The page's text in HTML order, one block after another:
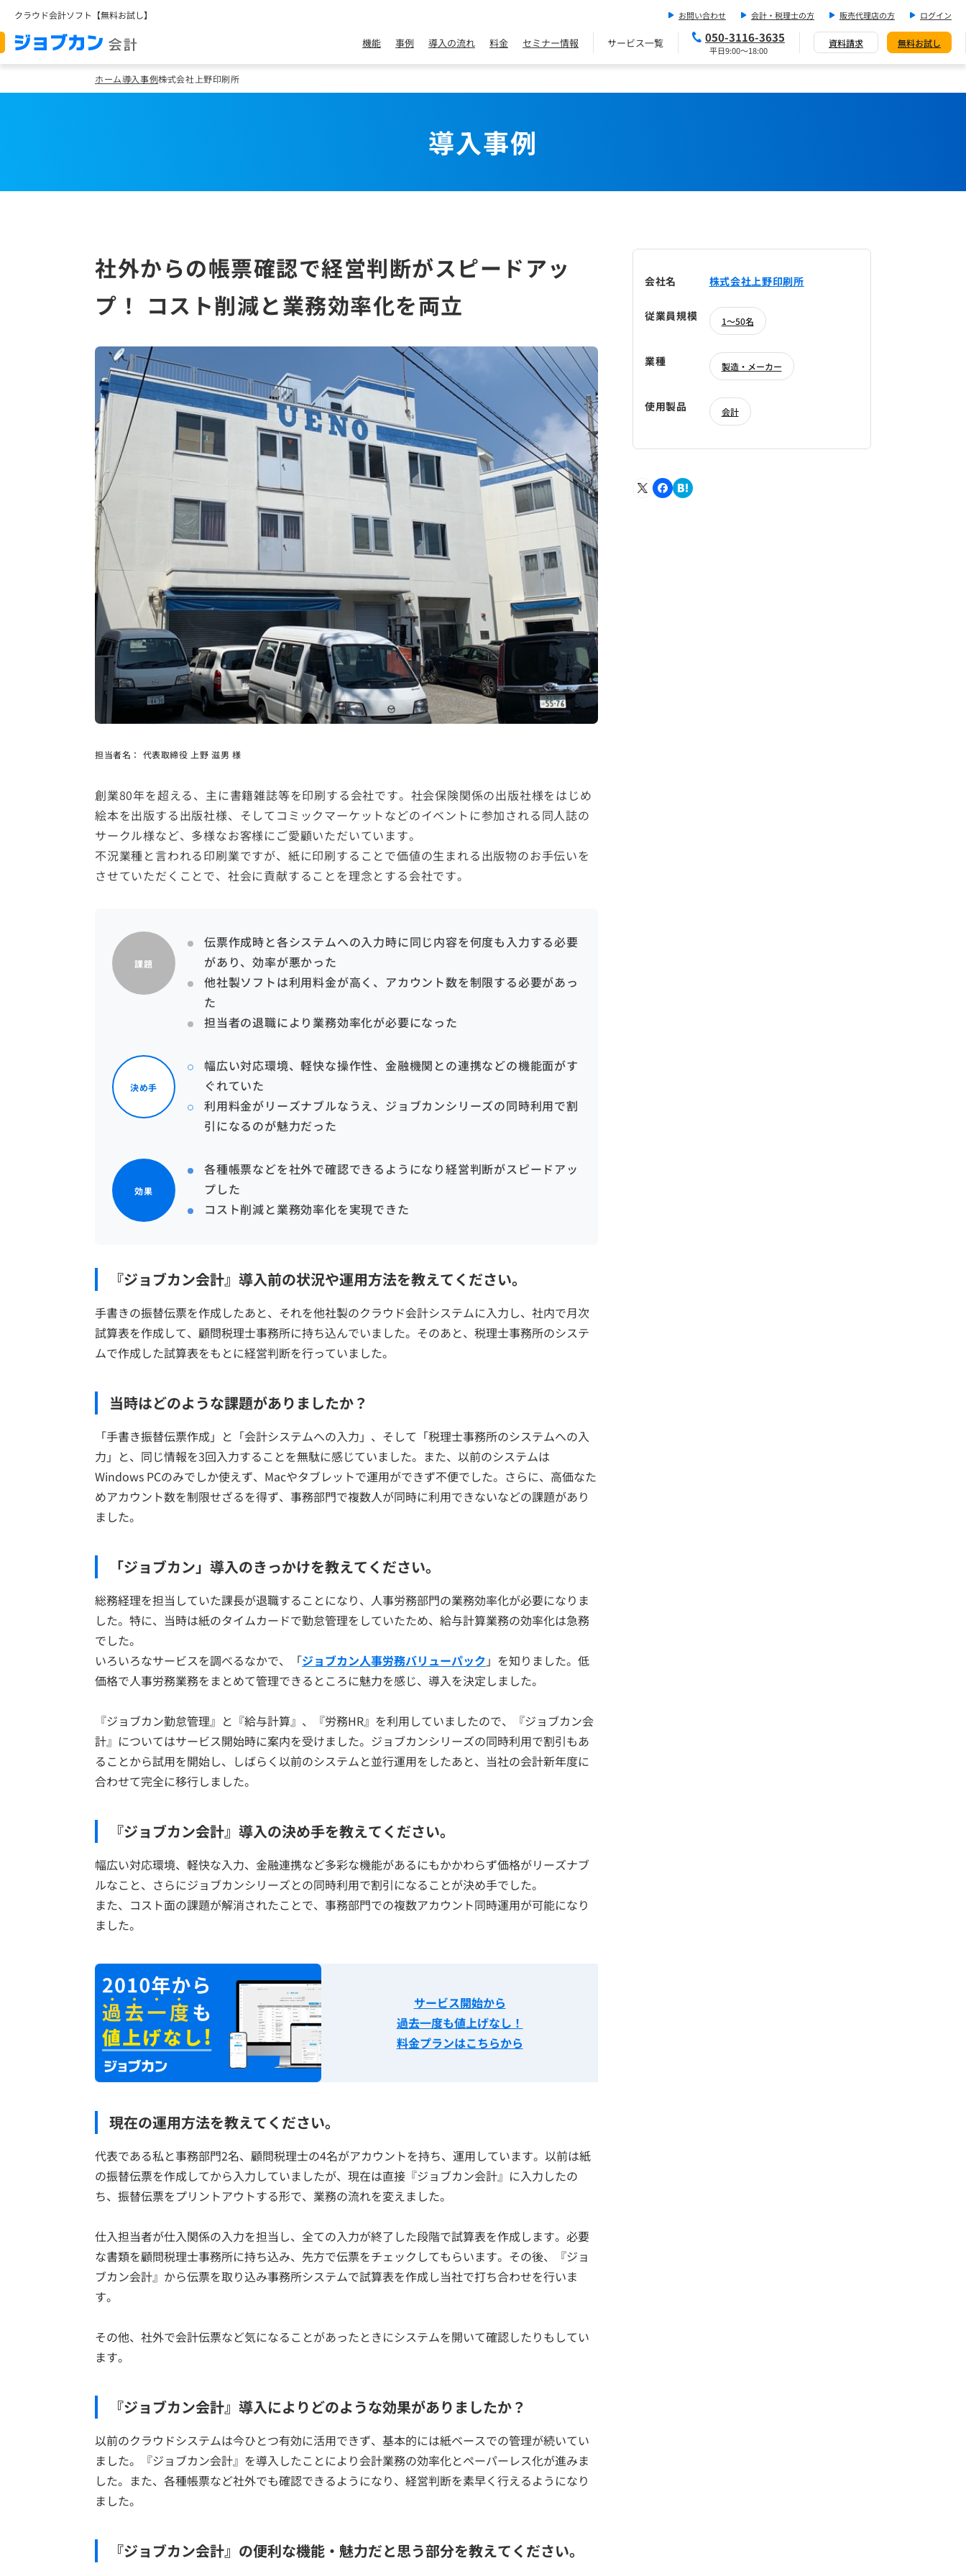
クラウド会計ソフト【無料お試し】 お問い合わせ 会計・税理士の方 販売代理店の方 ログイン
機能 事例 導入の流れ 料金 セミナー情報 サービス一覧 050-3116-3635
平日9:00～18:00
資料請求 無料お試し
ホーム導入事例株式会社上野印刷所
導入事例
社外からの帳票確認で経営判断がスピードアッ
プ！ コスト削減と業務効率化を両立
担当者名： 代表取締役 上野 滋男 様
創業80年を超える、主に書籍雑誌等を印刷する会社です。社会保険関係の出版社様をはじめ
絵本を出版する出版社様、そしてコミックマーケットなどのイベントに参加される同人誌の
サークル様など、多様なお客様にご愛顧いただいています。
不況業種と言われる印刷業ですが、紙に印刷することで価値の生まれる出版物のお手伝いを
させていただくことで、社会に貢献することを理念とする会社です。
課題
伝票作成時と各システムへの入力時に同じ内容を何度も入力する必要
があり、効率が悪かった
他社製ソフトは利用料金が高く、アカウント数を制限する必要があっ
た
担当者の退職により業務効率化が必要になった
決め手
幅広い対応環境、軽快な操作性、金融機関との連携などの機能面がす
ぐれていた
利用料金がリーズナブルなうえ、ジョブカンシリーズの同時利用で割
引になるのが魅力だった
効果
各種帳票などを社外で確認できるようになり経営判断がスピードアッ
プした
コスト削減と業務効率化を実現できた
『ジョブカン会計』導入前の状況や運用方法を教えてください。
手書きの振替伝票を作成したあと、それを他社製のクラウド会計システムに入力し、社内で月次
試算表を作成して、顧問税理士事務所に持ち込んでいました。そのあと、税理士事務所のシステ
ムで作成した試算表をもとに経営判断を行っていました。
当時はどのような課題がありましたか？
「手書き振替伝票作成」と「会計システムへの入力」、そして「税理士事務所のシステムへの入
力」と、同じ情報を3回入力することを無駄に感じていました。また、以前のシステムは
Windows PCのみでしか使えず、Macやタブレットで運用ができず不便でした。さらに、高価なた
めアカウント数を制限せざるを得ず、事務部門で複数人が同時に利用できないなどの課題があり
ました。
「ジョブカン」導入のきっかけを教えてください。
総務経理を担当していた課長が退職することになり、人事労務部門の業務効率化が必要になりま
した。特に、当時は紙のタイムカードで勤怠管理をしていたため、給与計算業務の効率化は急務
でした。
いろいろなサービスを調べるなかで、「ジョブカン人事労務バリューパック 」を知りました。低
価格で人事労務業務をまとめて管理できるところに魅力を感じ、導入を決定しました。
『ジョブカン勤怠管理』と『給与計算』、『労務HR』を利用していましたので、『ジョブカン会
計』についてはサービス開始時に案内を受けました。ジョブカンシリーズの同時利用で割引もあ
ることから試用を開始し、しばらく以前のシステムと並行運用をしたあと、当社の会計新年度に
合わせて完全に移行しました。
『ジョブカン会計』導入の決め手を教えてください。
幅広い対応環境、軽快な入力、金融連携など多彩な機能があるにもかかわらず価格がリーズナブ
ルなこと、さらにジョブカンシリーズとの同時利用で割引になることが決め手でした。
また、コスト面の課題が解消されたことで、事務部門での複数アカウント同時運用が可能になり
ました。
サービス開始から
過去一度も値上げなし！
料金プランはこちらから
現在の運用方法を教えてください。
代表である私と事務部門2名、顧問税理士の4名がアカウントを持ち、運用しています。以前は紙
の振替伝票を作成してから入力していましたが、現在は直接『ジョブカン会計』に入力したの
ち、振替伝票をプリントアウトする形で、業務の流れを変えました。
仕入担当者が仕入関係の入力を担当し、全ての入力が終了した段階で試算表を作成します。必要
な書類を顧問税理士事務所に持ち込み、先方で伝票をチェックしてもらいます。その後、『ジョ
ブカン会計』から伝票を取り込み事務所システムで試算表を作成し当社で打ち合わせを行いま
す。
その他、社外で会計伝票など気になることがあったときにシステムを開いて確認したりもしてい
ます。
『ジョブカン会計』導入によりどのような効果がありましたか？
以前のクラウドシステムは今ひとつ有効に活用できず、基本的には紙ベースでの管理が続いてい
ました。『ジョブカン会計』を導入したことにより会計業務の効率化とペーパーレス化が進みま
した。また、各種帳票など社外でも確認できるようになり、経営判断を素早く行えるようになり
ました。
『ジョブカン会計』の便利な機能・魅力だと思う部分を教えてください。
会社名 株式会社上野印刷所
従業員規模 1～50名
業種 製造・メーカー
使用製品 会計